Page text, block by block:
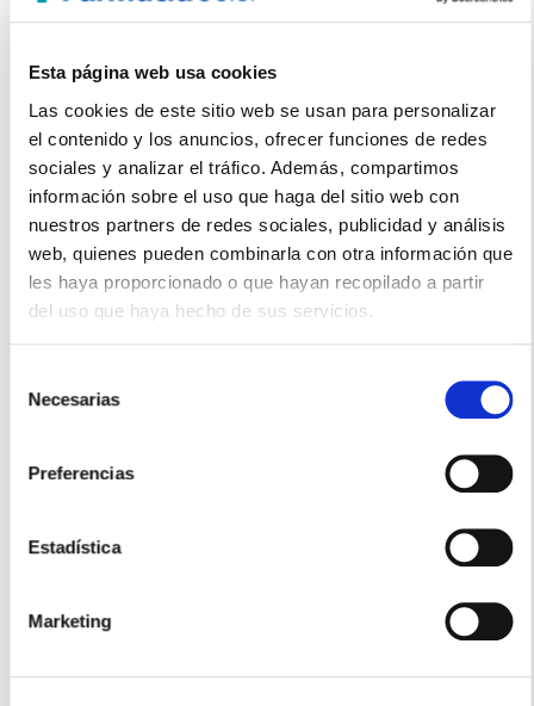
Esta página web usa cookies
Las cookies de este sitio web se usan para personalizar
el contenido y los anuncios, ofrecer funciones de redes
sociales y analizar el tráfico. Además, compartimos
información sobre el uso que haga del sitio web con
nuestros partners de redes sociales, publicidad y análisis
web, quienes pueden combinarla con otra información que
les haya proporcionado o que hayan recopilado a partir
del uso que haya hecho de sus servicios.
Necesarias
Preferencias
Estadística
Marketing
PACK CEPILLO DENTAL MEDIO DUPLO (2 UNIDADES)
6,55€
- + Añadir
ALLERGAN
LIQUIFILM LAGRIMAS 14mg/ml COLIRIO (15ML)
5,20€